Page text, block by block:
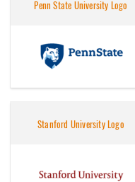
Penn State University Logo
Stanford University Logo